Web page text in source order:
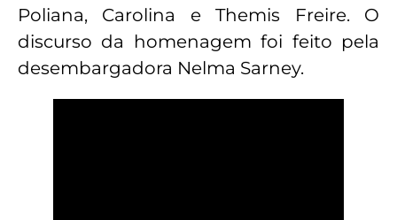
Poliana, Carolina e Themis Freire. O
discurso da homenagem foi feito pela
desembargadora Nelma Sarney.